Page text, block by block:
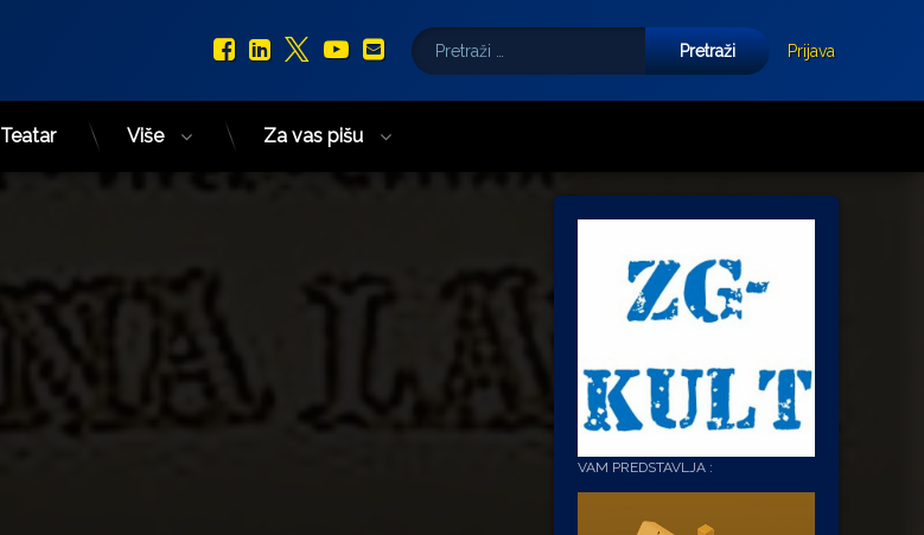
Facebook
LinkedIn
X.com
YouTube
E-mail
Pretraži:
Prijava
Teatar Više Za vas pišu
VAM PREDSTAVLJA :